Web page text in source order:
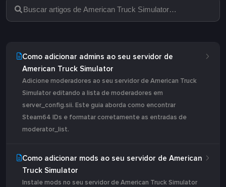
Como adicionar admins ao seu servidor de
American Truck Simulator
Adicione moderadores ao seu servidor de American Truck
Simulator editando a lista de moderadores em
server_config.sii. Este guia aborda como encontrar
Steam64 IDs e formatar corretamente as entradas de
moderator_list.
Como adicionar mods ao seu servidor de American
Truck Simulator
Instale mods no seu servidor de American Truck Simulator